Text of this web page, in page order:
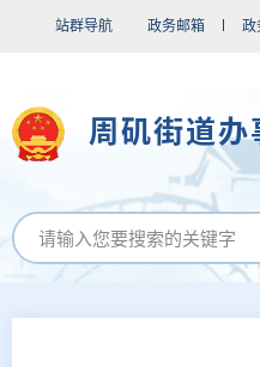
站群导航 政务邮箱 政
周矶街道办